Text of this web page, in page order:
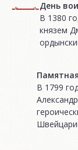
День
В 1380
князем
В 1799